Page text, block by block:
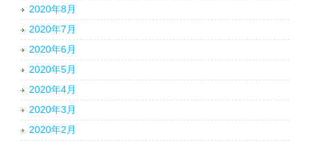
2020年8月
2020年7月
2020年6月
2020年5月
2020年4月
2020年3月
2020年2月